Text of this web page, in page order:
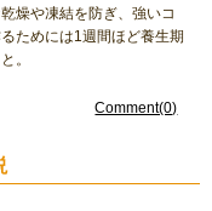
燥や凍結を防ぎ、強いコ
ためには1週間ほど養生期
。
Comment(0)